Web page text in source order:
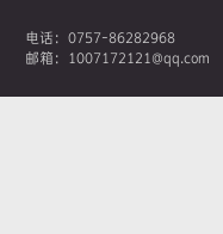
电话：0757-86282968
邮箱：1007172121@qq.com